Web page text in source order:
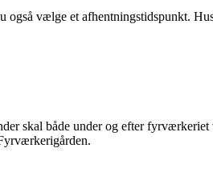
også vælge et afhentningstidspunkt.
skal både under og efter